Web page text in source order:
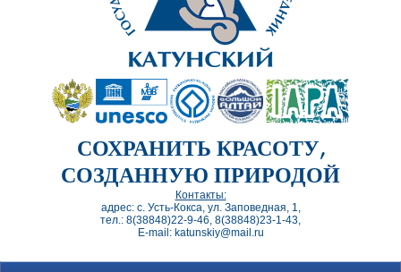
СОХРАНИТЬ КРАСОТУ,
СОЗДАННУЮ ПРИРОДОЙ
Контакты:
адрес: с. Усть-Кокса, ул. Заповедная, 1,
тел.: 8(38848)22-9-46, 8(38848)23-1-43,
E-mail: katunskiy@mail.ru